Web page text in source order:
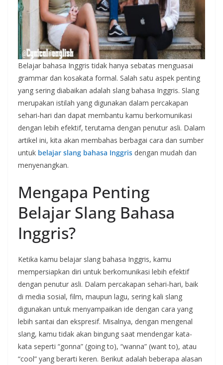
Belajar bahasa Inggris tidak hanya sebatas menguasai
grammar dan kosakata formal. Salah satu aspek penting
yang sering diabaikan adalah slang bahasa Inggris. Slang
merupakan istilah yang digunakan dalam percakapan
sehari-hari dan dapat membantu kamu berkomunikasi
dengan lebih efektif, terutama dengan penutur asli. Dalam
artikel ini, kita akan membahas berbagai cara dan sumber
untuk belajar slang bahasa Inggris dengan mudah dan
menyenangkan.
Mengapa Penting
Belajar Slang Bahasa
Inggris?
Ketika kamu belajar slang bahasa Inggris, kamu
mempersiapkan diri untuk berkomunikasi lebih efektif
dengan penutur asli. Dalam percakapan sehari-hari, baik
di media sosial, film, maupun lagu, sering kali slang
digunakan untuk menyampaikan ide dengan cara yang
lebih santai dan ekspresif. Misalnya, dengan mengenal
slang, kamu tidak akan bingung saat mendengar kata-
kata seperti “gonna” (going to), “wanna” (want to), atau
“cool” yang berarti keren. Berikut adalah beberapa alasan